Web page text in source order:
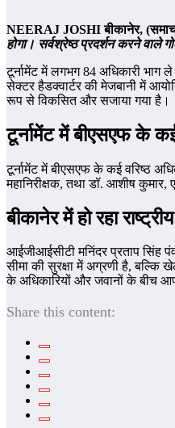
NEERAJ JOSHIबीकानेर, (
होगा। सर्वश्रेष्ठ प्रदर्शन करने वाले
टूर्नामेंट में लगभग 84 अधिकारी भाग
सेक्टर हैडक्वार्टर की मेजबानी में
रूप से विकसित और सजाया गया है।
टूर्नामेंट में बीएसएफ के कई
टूर्नामेंट में बीएसएफ के कई वरिष्ठ
महानिरीक्षक, तथा डॉ. आशीष
बीकानेर में हो रहा
आईजीआईसीटी मनिंदर प्रताप सिंह
सीमा की सुरक्षा में अग्रणी है, बल्कि
के अधिकारियों और जवानों के बीच
Share this content: